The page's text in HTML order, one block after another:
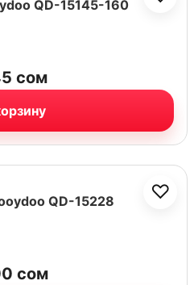
QD-15145-160
сом
♡
QD-15228
сом